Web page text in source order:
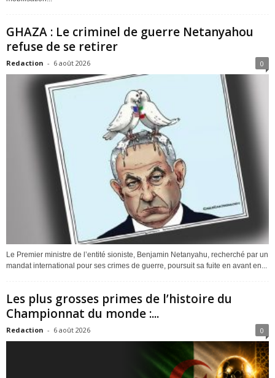
GHAZA : Le criminel de guerre Netanyahou
refuse de se retirer
Redaction - 6 août 2026 0
Le Premier ministre de l’entité sioniste, Benjamin Netanyahu, recherché par un
mandat international pour ses crimes de guerre, poursuit sa fuite en avant en...
Les plus grosses primes de l’histoire du
Championnat du monde :...
Redaction - 6 août 2026 0